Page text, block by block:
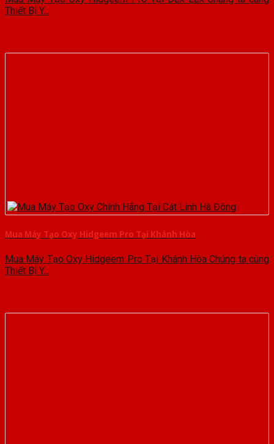
Thiết Bị Y...
Mua Máy Tạo Oxy Hidgeem Pro Tại Khánh Hòa
Mua Máy Tạo Oxy Hidgeem Pro Tại Khánh Hòa Chúng ta cùng
Thiết Bị Y...